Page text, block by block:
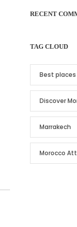
RECENT
TAG CLOUD
Best
Discover
Marrakech
Morocco